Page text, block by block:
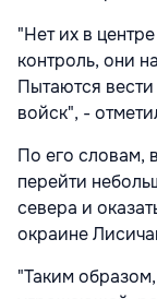
"Нет их в
контроль, они
Пытаются
войск", -
По его словам,
перейти
севера и
окраине
"Таким